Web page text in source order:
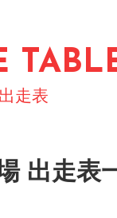
出走表
出走表